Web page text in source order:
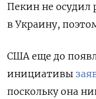
Пекин не осудил
в Украину,
США еще до
инициативы
поскольку она